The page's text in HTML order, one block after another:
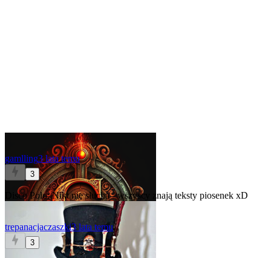
gamlling3 lata temu
3
Disco Polo: Nikt nie słucha - wszyscy znają teksty piosenek xD
trepanacjaczaszki3 lata temu
3